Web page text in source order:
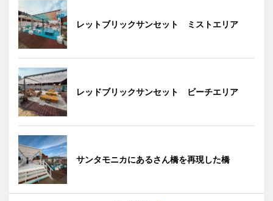
レットブリックサンセット ミストエリア
レッドブリックサンセット ビーチエリア
サンタモニカにあるさん橋を再現した橋